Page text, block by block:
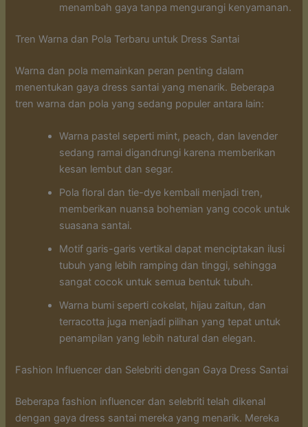
menambah gaya tanpa mengurangi kenyamanan.
Tren Warna dan Pola Terbaru untuk Dress Santai
Warna dan pola memainkan peran penting dalam
menentukan gaya dress santai yang menarik. Beberapa
tren warna dan pola yang sedang populer antara lain:
Warna pastel seperti mint, peach, dan lavender
sedang ramai digandrungi karena memberikan
kesan lembut dan segar.
Pola floral dan tie-dye kembali menjadi tren,
memberikan nuansa bohemian yang cocok untuk
suasana santai.
Motif garis-garis vertikal dapat menciptakan ilusi
tubuh yang lebih ramping dan tinggi, sehingga
sangat cocok untuk semua bentuk tubuh.
Warna bumi seperti cokelat, hijau zaitun, dan
terracotta juga menjadi pilihan yang tepat untuk
penampilan yang lebih natural dan elegan.
Fashion Influencer dan Selebriti dengan Gaya Dress Santai
Beberapa fashion influencer dan selebriti telah dikenal
dengan gaya dress santai mereka yang menarik. Mereka